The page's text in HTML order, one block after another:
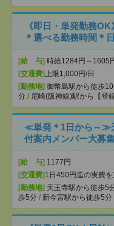
《即日・単発勤務
＊選べる勤務時間＊
[給 与] 時給1284円～1605
[交通費] 上限1,000円/日
[勤務地] 御幣島駅から徒歩
分 / 尼崎(阪神線)駅から【登
≪単発＊1日から～≫
付案内メンバー大募
[給 与] 1177円
[交通費] 1日450円迄の実費を
[勤務地] 天王寺駅から徒歩5
歩5分 / 新今宮駅から徒歩5分